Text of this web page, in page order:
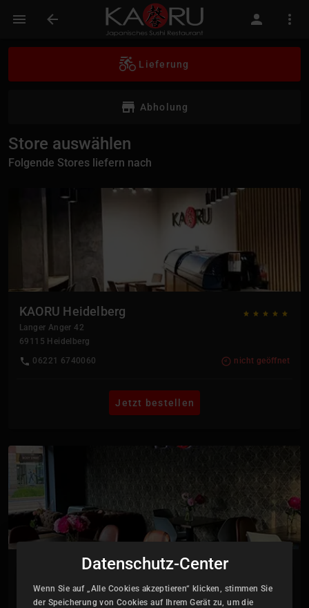
Lieferung
Abholung
Store auswählen
Folgende Stores liefern nach
KAORU Heidelberg
Langer Anger 42
69115 Heidelberg
06221 6740060
nicht geöffnet
Jetzt bestellen
KAORU Frankfurt Bockenheim
Voltastraße 65B
60486 Frankfurt a.M.
Datenschutz-Center
Wenn Sie auf „Alle Cookies akzeptieren“ klicken, stimmen Sie
der Speicherung von Cookies auf Ihrem Gerät zu, um die